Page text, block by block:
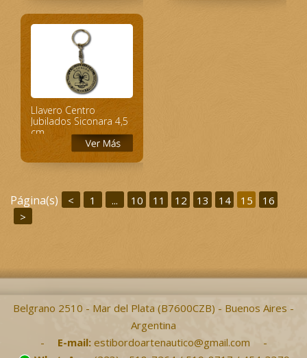
Llavero Centro
Jubilados Siconara 4,5
cm
Página(s) < 1 ... 10 11 12 13 14 15
16
>
Belgrano 2510 - Mar del Plata (B7600CZB) - Buenos Aires -
Argentina
-
E-mail:estibordoartenautico@gmail.com
-